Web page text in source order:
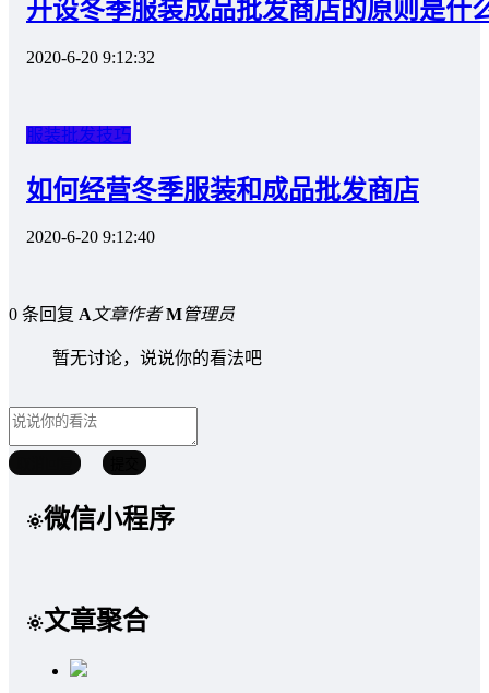
开设冬季服装成品批发商店的原则是什
2020-6-20 9:12:32
服装批发技巧
如何经营冬季服装和成品批发商店
2020-6-20 9:12:40
0 条回复 A文章作者 M管理员
暂无讨论，说说你的看法吧
微信小程序
文章聚合